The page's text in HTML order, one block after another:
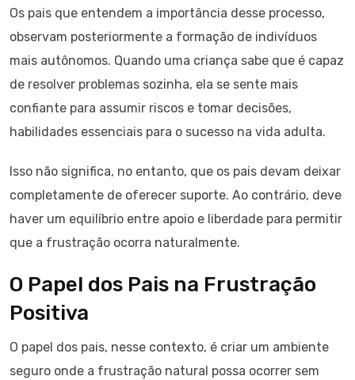
Os pais que entendem a importância desse processo,
observam posteriormente a formação de indivíduos
mais autônomos. Quando uma criança sabe que é capaz
de resolver problemas sozinha, ela se sente mais
confiante para assumir riscos e tomar decisões,
habilidades essenciais para o sucesso na vida adulta.
Isso não significa, no entanto, que os pais devam deixar
completamente de oferecer suporte. Ao contrário, deve
haver um equilíbrio entre apoio e liberdade para permitir
que a frustração ocorra naturalmente.
O Papel dos Pais na Frustração
Positiva
O papel dos pais, nesse contexto, é criar um ambiente
seguro onde a frustração natural possa ocorrer sem